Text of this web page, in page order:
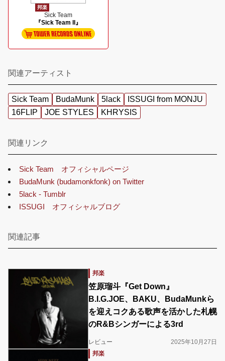
邦楽
Sick Team
『Sick Team II』
関連アーティスト
Sick Team BudaMunk 5lack
ISSUGI from MONJU
16FLIP
JOE STYLES KHRYSIS
関連リンク
Sick Team オフィシャルページ
BudaMunk (budamonkfonk) on Twitter
5lack - Tumblr
ISSUGI オフィシャルブログ
関連記事
邦楽
笠原瑠斗『Get Down』
B.I.G.JOE、BAKU、BudaMunkら
を迎えコクある歌声を活かした札幌
のR&Bシンガーによる3rd
レビュー
2025年10月27日
邦楽